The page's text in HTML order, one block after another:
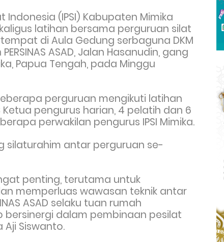
Indonesia (IPSI) Kabupaten Mimika
latihan bersama perguruan silat
di Aula Gedung serbaguna DKM
ASAD, Jalan Hasanudin, gang
Papua Tengah, pada Minggu
perguruan mengikuti latihan
pengurus harian, 4 pelatih dan 6
perwakilan pengurus IPSI Mimika.
silaturahim antar perguruan se-
penting, terutama untuk
memperluas wawasan teknik antar
ASAD selaku tuan rumah
bersinergi dalam pembinaan pesilat
Aji Siswanto.